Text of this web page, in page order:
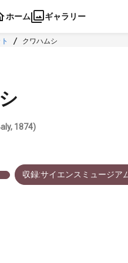
ホーム ギャラリー
クワハムシ
1874)
収録:サイエンスミュージア